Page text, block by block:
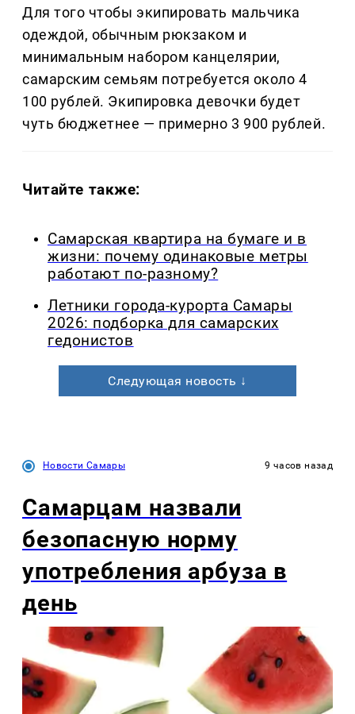
Для того чтобы экипировать мальчика
одеждой, обычным рюкзаком и
минимальным набором канцелярии,
самарским семьям потребуется около 4
100 рублей. Экипировка девочки будет
чуть бюджетнее — примерно 3 900 рублей.
Читайте также:
Самарская квартира на бумаге и в
жизни: почему одинаковые метры
работают по-разному?
Летники города-курорта Самары
2026: подборка для самарских
гедонистов
Следующая новость ↓
Новости Самары 9 часов назад
Самарцам назвали
безопасную норму
употребления арбуза в
день